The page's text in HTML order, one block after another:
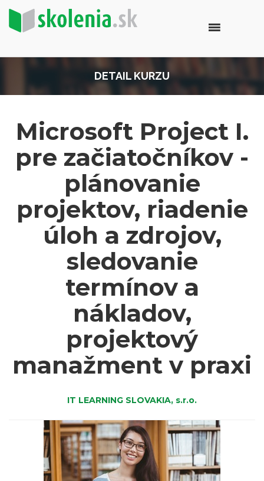
DETAIL KURZU
Microsoft Project I.
pre začiatočníkov -
plánovanie
projektov, riadenie
úloh a zdrojov,
sledovanie
termínov a
nákladov,
projektový
manažment v praxi
IT LEARNING SLOVAKIA, s.r.o.